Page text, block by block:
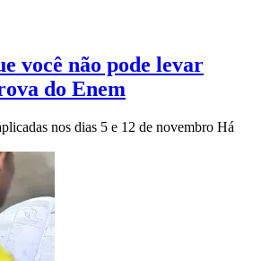
você não pode levar
do Enem
nos dias 5 e 12 de novembro Há